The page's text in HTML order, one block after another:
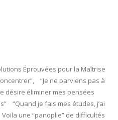
Éprouvées pour la Maîtrise
“Je ne parviens pas à
désire éliminer mes pensées
“Quand je fais mes études, j’ai
une “panoplie” de difficultés